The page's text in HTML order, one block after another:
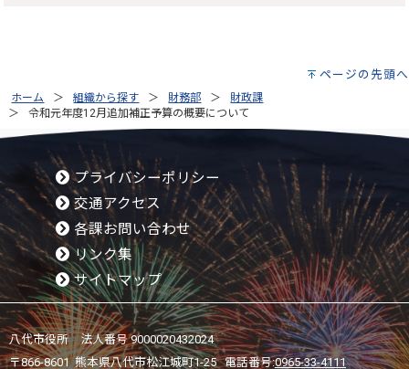
ページの先頭へ
ホーム 組織から探す 財務部
財政課
令和元年度12月追加補正予算の概要について
プライバシーポリシー
交通アクセス
各課お問い合わせ
リンク集
サイトマップ
八代市役所 法人番号 9000020432024
〒866-8601 熊本県八代市松江城町1-25 電話番号:0965-33-4111